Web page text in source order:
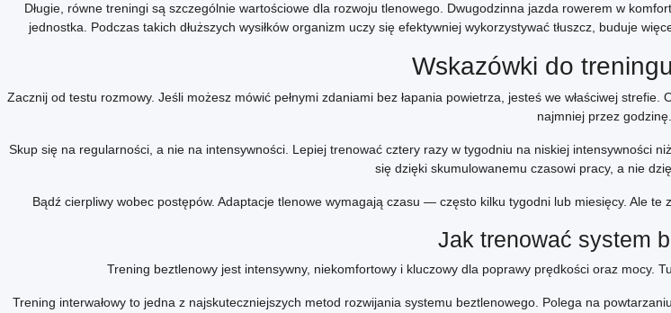
Długie, równe treningi są szczególnie wartościowe dla rozwoju tlenowego. Dwugodzinna jazda rowerem w
jednostka. Podczas takich dłuższych wysiłków organizm uczy się efektywniej wykorzystywać tłuszcz, buduje
Wskazówki do
Zacznij od testu rozmowy. Jeśli możesz mówić pełnymi zdaniami bez łapania powietrza, jesteś we właściwej
najmniej przez godzinę.
Skup się na regularności, a nie na intensywności. Lepiej trenować cztery razy w tygodniu na niskiej intensywności
się dzięki skumulowanemu czasowi pracy, a nie
Bądź cierpliwy wobec postępów. Adaptacje tlenowe wymagają czasu — często kilku tygodni lub miesięcy. Ale
Jak trenować system
Trening beztlenowy jest intensywny, niekomfortowy i kluczowy dla poprawy prędkości oraz mocy.
Trening interwałowy to jedna z najskuteczniejszych metod rozwijania systemu beztlenowego. Polega na